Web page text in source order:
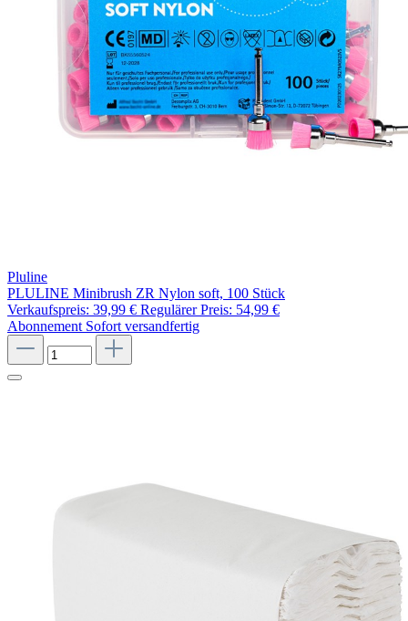
Pluline
PLULINE Minibrush ZR Nylon soft, 100 Stück
Verkaufspreis: 39,99 € Regulärer Preis: 54,99 €
Abonnement Sofort versandfertig